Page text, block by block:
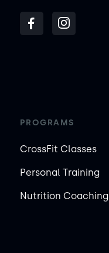
PROGRAMS
CrossFit Classes
Personal Training
Nutrition Coaching